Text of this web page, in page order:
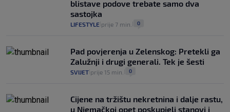
30. srp. 25
blistave podove trebate samo dva
sastojka
LIFESTYLE prije 7 min. 0
Pad povjerenja u Zelenskog: Pretekli ga
Zalužnji i drugi generali. Tek je šesti
SVIJET prije 15 min. 0
Cijene na tržištu nekretnina i dalje rastu,
u Njemačkoj opet poskupjeli stanovi i